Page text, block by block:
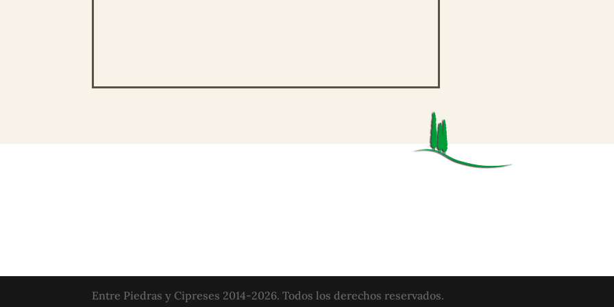
Entre Piedras y Cipreses 2014-2026. Todos los derechos reservados.